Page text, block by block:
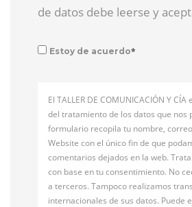
de datos debe leerse y
Estoy de acuerdo*
El TALLER DE COMUNICACIÓN Y
del tratamiento de los datos que nos
formulario recopila tu nombre,
Website con el único fin de que
comentarios dejados en la web.
con base en tu consentimiento. No
a terceros. Tampoco realizamos
internacionales de sus datos. Puede